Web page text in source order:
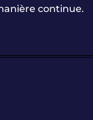
n’a de cesse que